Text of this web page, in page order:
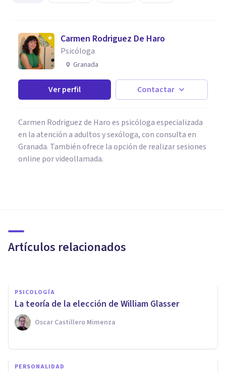
Carmen Rodriguez De Haro
Psicóloga
Granada
Ver perfil Contactar
Carmen Rodriguez de Haro es psicóloga especializada
en la atención a adultos y sexóloga, con consulta en
Granada. También ofrece la opción de realizar sesiones
online por videollamada.
Artículos relacionados
psicólogo
PSICOLOGÍA
La teoría de la elección de William Glasser
Oscar Castillero Mimenza
PERSONALIDAD